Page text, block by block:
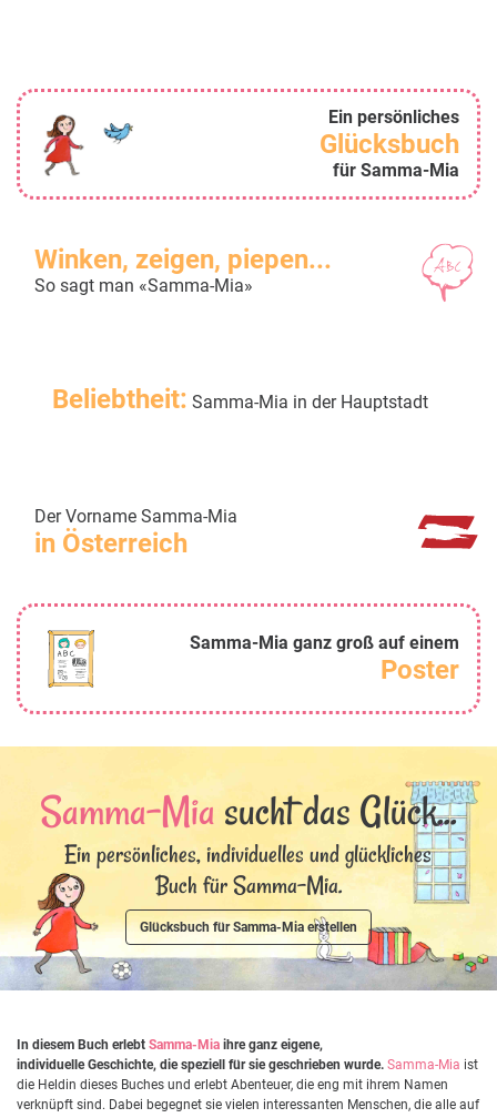
Ein persönliches
Glücksbuch
für Samma-Mia
Winken, zeigen, piepen...
So sagt man «Samma-Mia»
Beliebtheit: Samma-Mia in der Hauptstadt
Der Vorname Samma-Mia
in Österreich
Samma-Mia ganz groß auf einem
Poster
Samma-Miasucht das Glück...
Ein persönliches, individuelles und glückliches
Buch für Samma-Mia.
Glücksbuch für Samma-Mia erstellen
In diesem Buch erlebt Samma-Mia ihre ganz eigene,
individuelle Geschichte, die speziell für sie geschrieben wurde. Samma-Mia ist
die Heldin dieses Buches und erlebt Abenteuer, die eng mit ihrem Namen
verknüpft sind. Dabei begegnet sie vielen interessanten Menschen, die alle auf